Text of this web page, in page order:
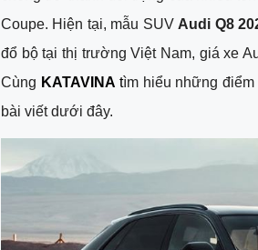
Coupe. Hiện tại, mẫu SUV Audi Q8
đổ bộ tại thị trường Việt Nam, giá xe
Cùng KATAVINA tìm hiểu những điểm
bài viết dưới đây.